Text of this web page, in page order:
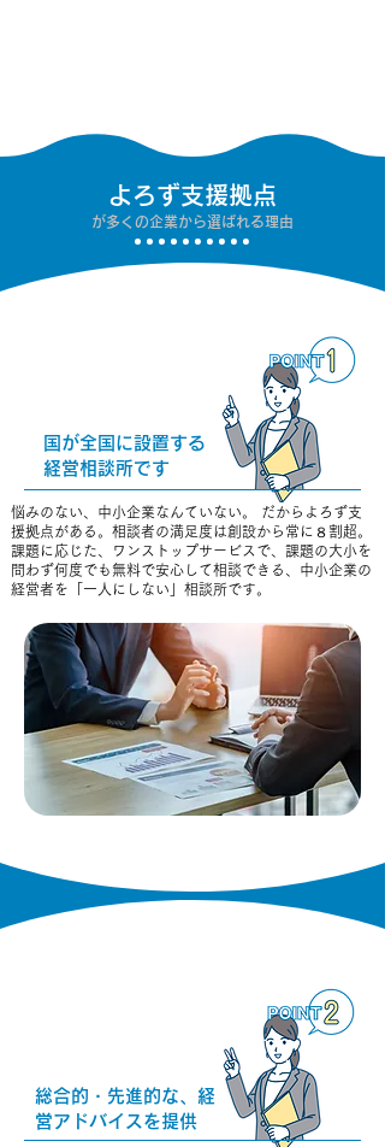
よろず支援拠点
が多くの企業から選ばれる理由
国が全国に設置する
経営相談所です
悩みのない、中小企業なんていない。 だからよろず支
援拠点がある。相談者の満足度は創設から常に８割超。
課題に応じた、ワンストップサービスで、課題の大小を
問わず何度でも無料で安心して相談できる、中小企業の
経営者を「一人にしない」相談所です。
総合的・先進的な、経
営アドバイスを提供